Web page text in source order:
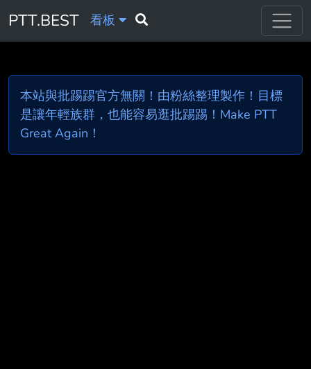
PTT.BEST 看板
本站與批踢踢官方無關！由粉絲整理製作！目標
是讓年輕族群，也能容易逛批踢踢！Make PTT
Great Again！